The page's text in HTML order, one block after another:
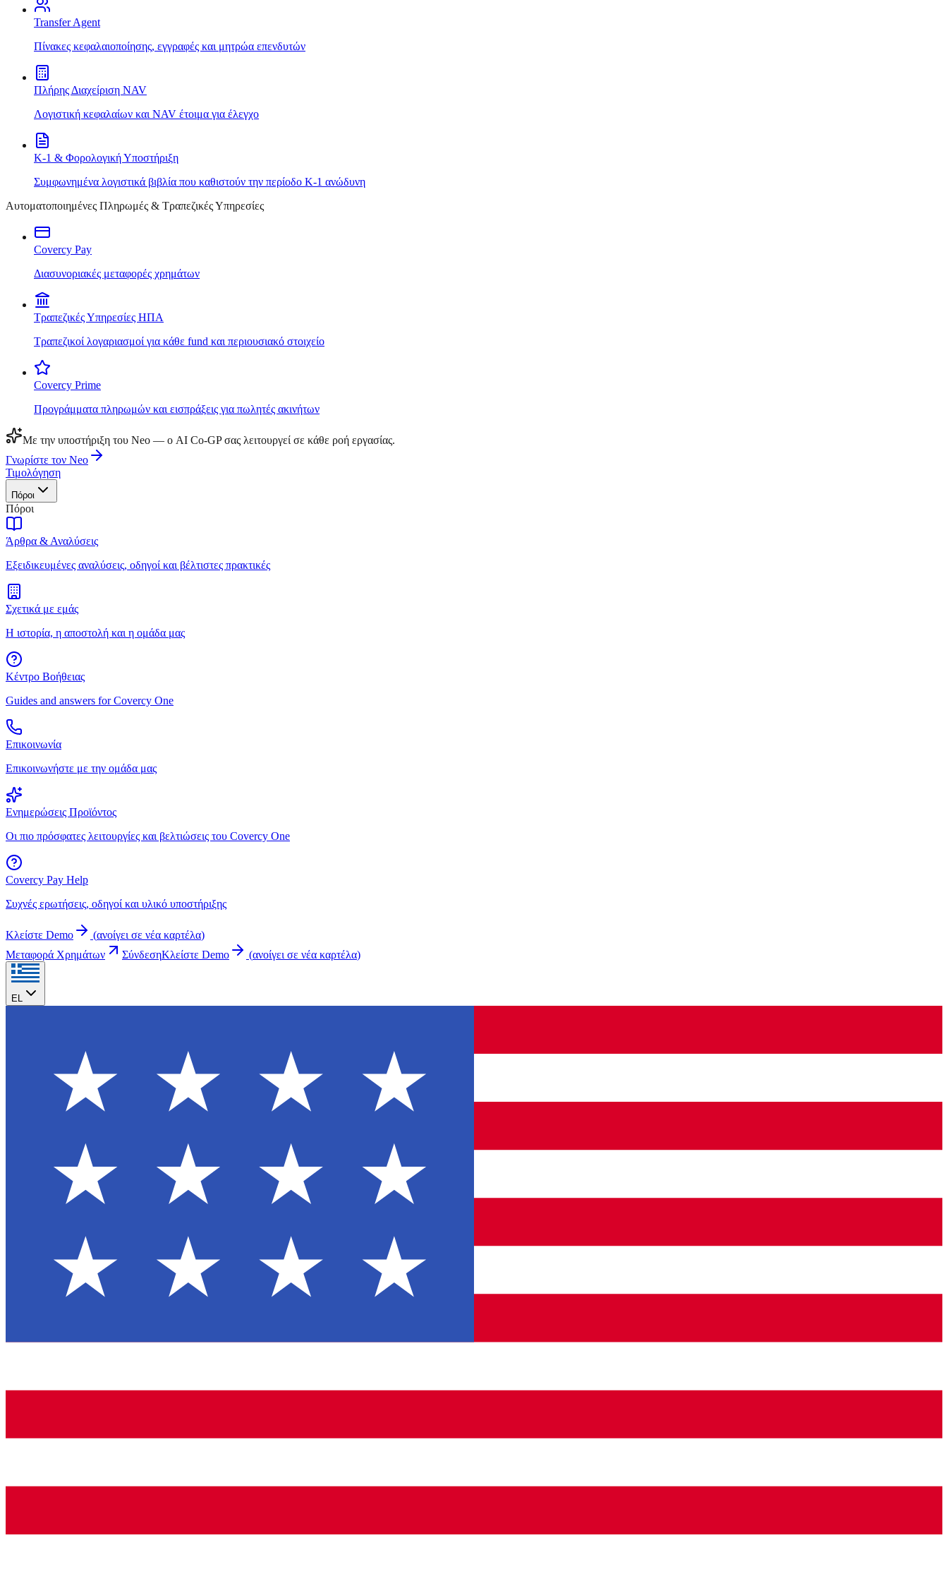
Transfer Agent
Πίνακες κεφαλαιοποίησης, εγγραφές και μητρώα επενδυτών
Πλήρης Διαχείριση NAV
Λογιστική κεφαλαίων και NAV έτοιμα για έλεγχο
K-1 & Φορολογική Υποστήριξη
Συμφωνημένα λογιστικά βιβλία που καθιστούν την περίοδο K-1 ανώδυνη
Αυτοματοποιημένες Πληρωμές & Τραπεζικές Υπηρεσίες
Covercy Pay
Διασυνοριακές μεταφορές χρημάτων
Τραπεζικές Υπηρεσίες ΗΠΑ
Τραπεζικοί λογαριασμοί για κάθε fund και περιουσιακό στοιχείο
Covercy Prime
Προγράμματα πληρωμών και εισπράξεις για πωλητές ακινήτων
Με την υποστήριξη του Neo — ο AI Co-GP σας λειτουργεί σε κάθε ροή εργασίας.
Γνωρίστε τον Neo
Τιμολόγηση
Πόροι
Πόροι
Άρθρα & Αναλύσεις
Εξειδικευμένες αναλύσεις, οδηγοί και βέλτιστες πρακτικές
Σχετικά με εμάς
Η ιστορία, η αποστολή και η ομάδα μας
Κέντρο Βοήθειας
Guides and answers for Covercy One
Επικοινωνία
Επικοινωνήστε με την ομάδα μας
Ενημερώσεις Προϊόντος
Οι πιο πρόσφατες λειτουργίες και βελτιώσεις του Covercy One
Covercy Pay Help
Συχνές ερωτήσεις, οδηγοί και υλικό υποστήριξης
Κλείστε Demo (ανοίγει σε νέα καρτέλα)
Μεταφορά Χρημάτων
ΣύνδεσηΚλείστε Demo (ανοίγει σε νέα καρτέλα)
EL